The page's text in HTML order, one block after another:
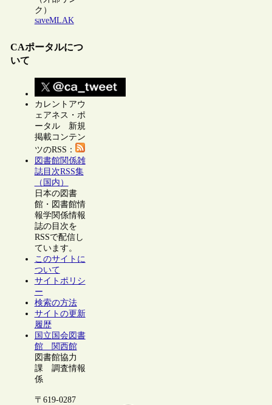
ク）
saveMLAK
CAポータルにつ
いて
カレントアウ
ェアネス・ポ
ータル 新規
掲載コンテン
ツのRSS：
図書館関係雑
誌目次RSS集
（国内）
日本の図書
館・図書館情
報学関係情報
誌の目次を
RSSで配信し
ています。
このサイトに
ついて
サイトポリシ
ー
検索の方法
サイトの更新
履歴
国立国会図書
館 関西館
図書館協力
課 調査情報
係
〒619-0287